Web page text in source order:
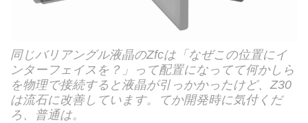
同じバリアングル液晶のZfcは「なぜこの位置にイ
ンターフェイスを？」って配置になってて何かしら
を物理で接続すると液晶が引っかかったけど、Z30
は流石に改善しています。てか開発時に気付くだ
ろ、普通は。